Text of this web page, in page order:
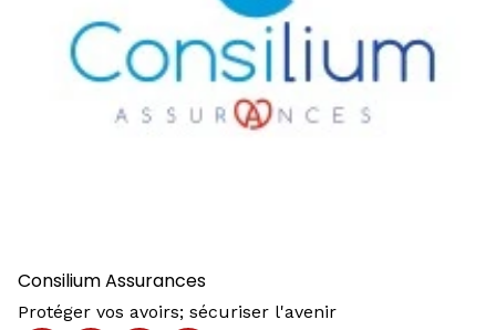
Consilium Assurances
Protéger vos avoirs; sécuriser l'avenir